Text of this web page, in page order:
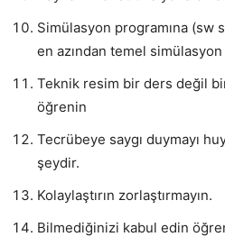
Simülasyon programına (sw
en azından temel
Teknik resim bir ders değil
öğrenin
Tecrübeye saygı duymayı
şeydir.
Kolaylaştırın zorlaştırmayın.
Bilmediğinizi kabul edin